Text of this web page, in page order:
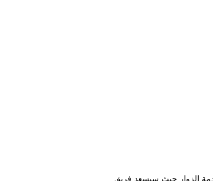
اﻟﺰﻭاﺭ ﺣﻴﺚ ﺳﻴﺴﻌﺪ ﻓﺮﻳﻖ